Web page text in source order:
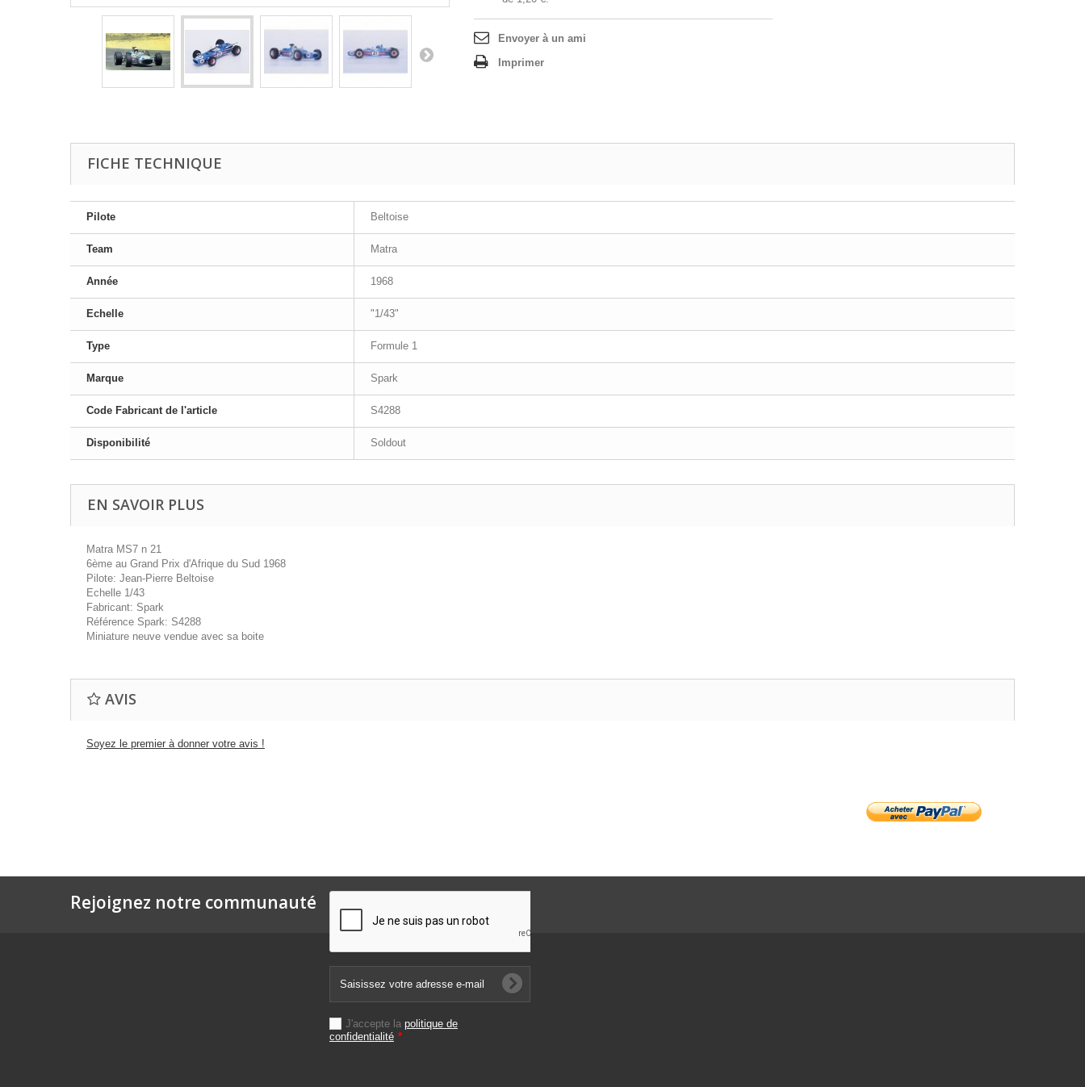
Envoyer à un ami
Imprimer
FICHE TECHNIQUE
Pilote Beltoise
Team Matra
Année 1968
Echelle "1/43"
Type Formule 1
Marque Spark
Code Fabricant de l'article S4288
Disponibilité Soldout
EN SAVOIR PLUS
Matra MS7 n 21
6ème au Grand Prix d'Afrique du Sud 1968
Pilote: Jean-Pierre Beltoise
Echelle 1/43
Fabricant: Spark
Référence Spark: S4288
Miniature neuve vendue avec sa boite
AVIS
Soyez le premier à donner votre avis !
Rejoignez notre communauté
J'accepte la politique de
confidentialité *